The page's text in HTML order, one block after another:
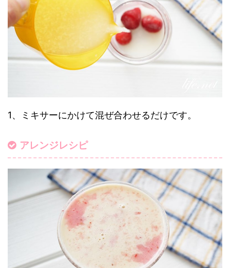
1、ミキサーにかけて混ぜ合わせるだけです。
アレンジレシピ